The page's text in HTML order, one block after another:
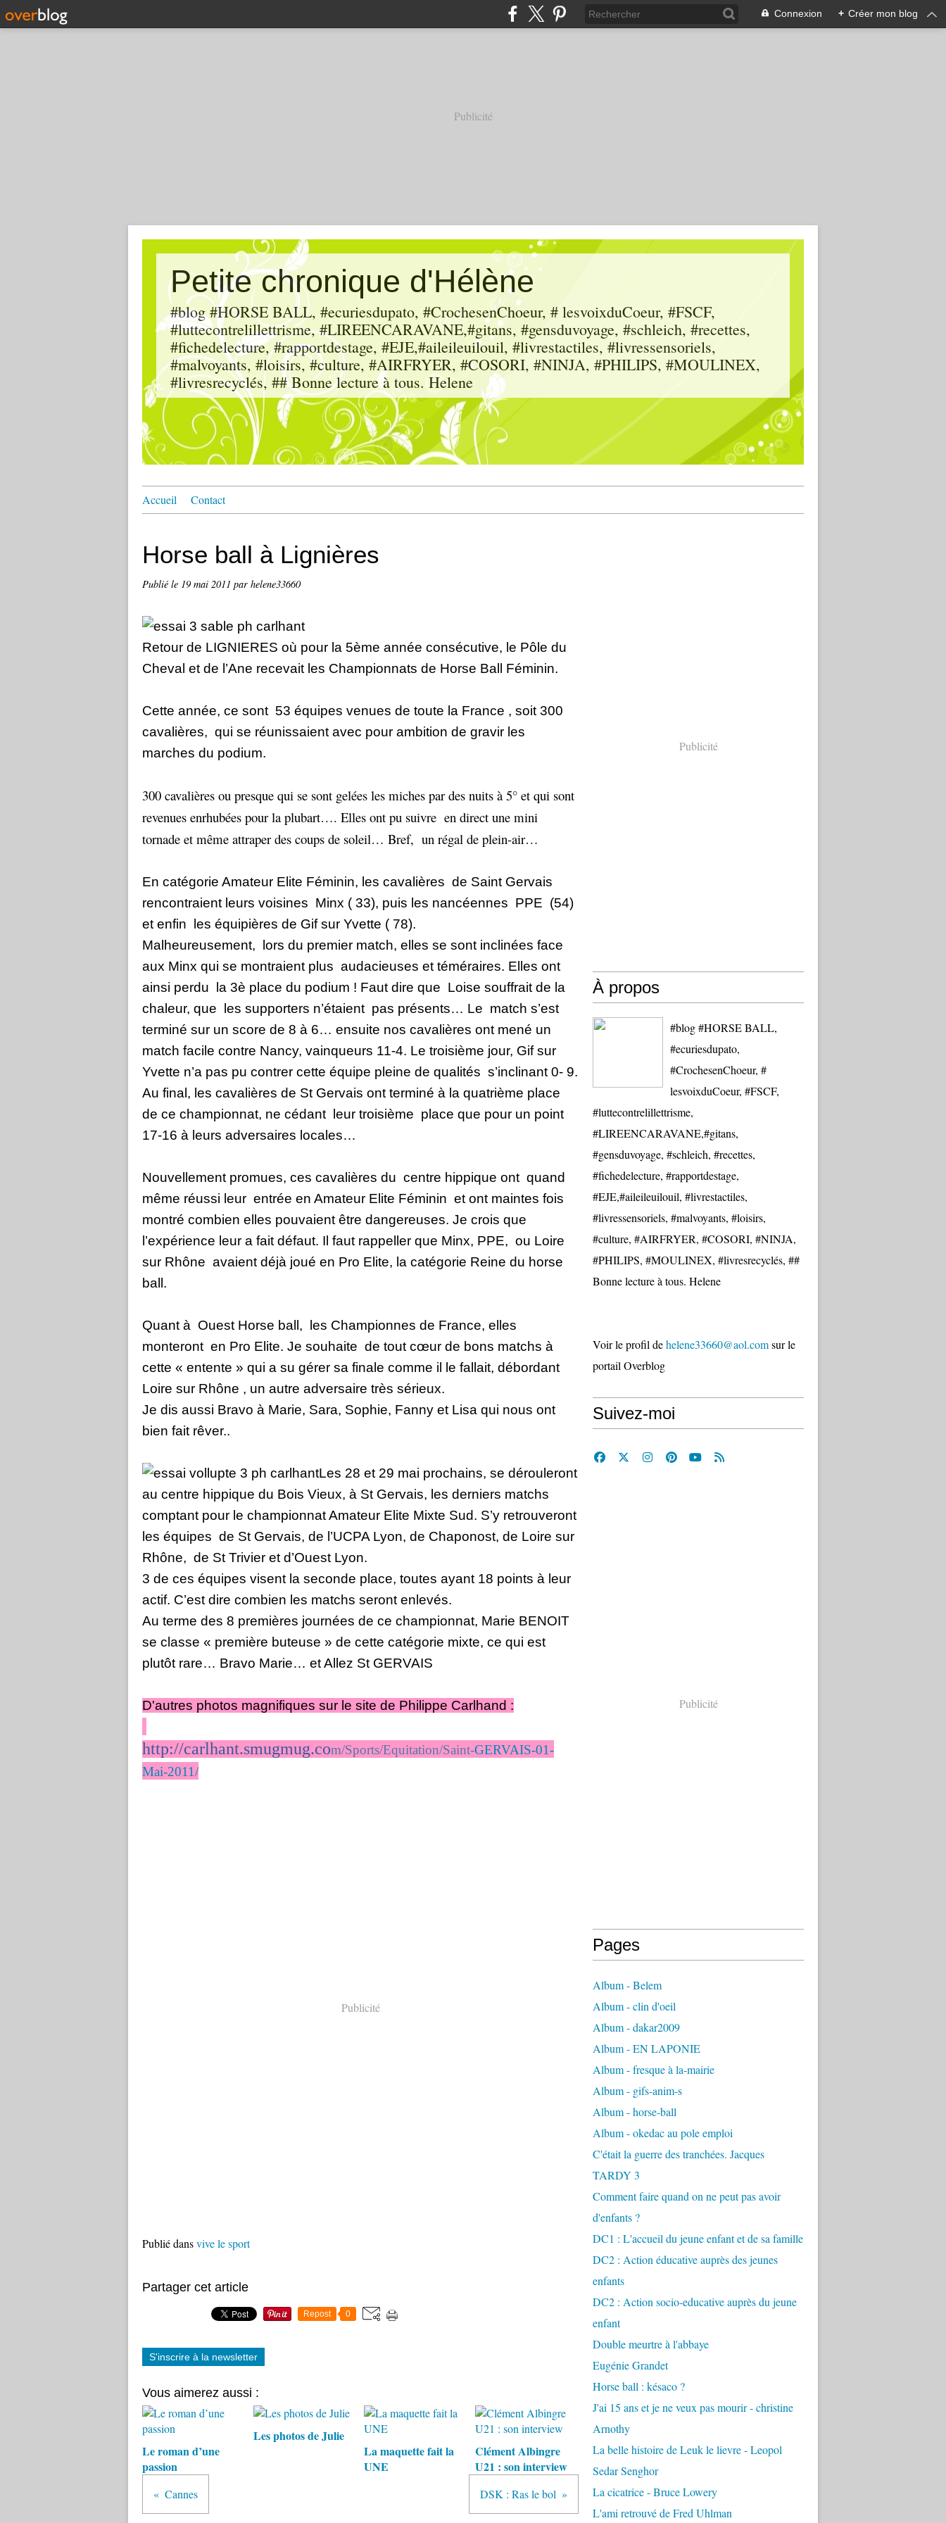
Connexion + Créer mon blog
Publicité
Petite chronique d'Hélène
#blog #HORSE BALL, #ecuriesdupato, #CrochesenChoeur, # lesvoixduCoeur, #FSCF,
#luttecontrelillettrisme, #LIREENCARAVANE,#gitans, #gensduvoyage, #schleich, #recettes,
#fichedelecture, #rapportdestage, #EJE,#aileileuilouil, #livrestactiles, #livressensoriels,
#malvoyants, #loisirs, #culture, #AIRFRYER, #COSORI, #NINJA, #PHILIPS, #MOULINEX,
#livresrecyclés, ## Bonne lecture à tous. Helene
Accueil Contact
Horse ball à Lignières
Publié le 19 mai 2011 par helene33660
Retour de LIGNIERES où pour la 5ème année consécutive, le Pôle du
Cheval et de l’Ane recevait les Championnats de Horse Ball Féminin.
Cette année, ce sont 53 équipes venues de toute la France , soit 300
cavalières, qui se réunissaient avec pour ambition de gravir les
marches du podium.
300 cavalières ou presque qui se sont gelées les miches par des nuits à 5° et qui sont
revenues enrhubées pour la plubart…. Elles ont pu suivre en direct une mini
tornade et même attraper des coups de soleil… Bref, un régal de plein-air…
En catégorie Amateur Elite Féminin, les cavalières de Saint Gervais
rencontraient leurs voisines Minx ( 33), puis les nancéennes PPE (54)
et enfin
les équipières de Gif sur Yvette ( 78).
Malheureusement,
lors du premier match, elles se sont inclinées face
aux Minx qui se montraient plus audacieuses et téméraires. Elles ont
ainsi perdu
la 3è place du podium ! Faut dire que Loise souffrait de la
chaleur, que
les supporters n’étaient pas présents… Le match s’est
terminé sur un score de 8 à 6… ensuite nos cavalières ont mené un
match facile contre Nancy, vainqueurs 11-4. Le troisième jour, Gif sur
Yvette n’a pas pu contrer cette équipe pleine de qualités s’inclinant 0- 9.
Au final, les cavalières de St Gervais ont terminé à la quatrième place
de ce championnat, ne cédant
leur troisième place que pour un point
17-16 à leurs adversaires locales…
Nouvellement promues, ces cavalières du centre hippique ont quand
même réussi leur entrée en Amateur Elite Féminin et ont maintes fois
montré combien elles pouvaient être dangereuses. Je crois que
l’expérience leur a fait défaut. Il faut rappeller que Minx, PPE, ou Loire
sur Rhône avaient déjà joué en Pro Elite, la catégorie Reine du horse
ball.
Quant à Ouest Horse ball,
les Championnes de France, elles
monteront en Pro Elite. Je souhaite de tout cœur de bons matchs à
cette « entente » qui a su gérer sa finale comme il le fallait, débordant
Loire sur Rhône , un autre adversaire très sérieux.
Je dis aussi Bravo à Marie, Sara, Sophie, Fanny et Lisa qui nous ont
bien fait rêver..
Les 28 et 29 mai prochains, se dérouleront
au centre hippique du Bois Vieux, à St Gervais, les derniers matchs
comptant pour le championnat Amateur Elite Mixte Sud. S’y retrouveront
les équipes de St Gervais, de l’UCPA Lyon, de Chaponost, de Loire sur
Rhône, de St Trivier et d’Ouest Lyon.
3 de ces équipes visent la seconde place, toutes ayant 18 points à leur
actif. C’est dire combien les matchs seront enlevés.
Au terme des 8 premières journées de ce championnat, Marie BENOIT
se classe « première buteuse » de cette catégorie mixte, ce qui est
plutôt rare… Bravo Marie… et Allez St GERVAIS
D'autres photos magnifiques sur le site de Philippe Carlhand :
http://carlhant.smugmug.com/Sports/Equitation/Saint-GERVAIS-01-
Mai-2011/
Publicité
Publié dansvive le sport
Partager cet article
Repost 0
S'inscrire à la newsletter
Vous aimerez aussi :
Le roman d’une
passion
Les photos de Julie
La maquette fait la
UNE
Clément Albingre
U21 : son interview
Cannes DSK : Ras le bol
Publicité
À propos
#blog #HORSE BALL,
#ecuriesdupato,
#CrochesenChoeur, #
lesvoixduCoeur, #FSCF,
#luttecontrelillettrisme,
#LIREENCARAVANE,#gitans,
#gensduvoyage, #schleich, #recettes,
#fichedelecture, #rapportdestage,
#EJE,#aileileuilouil, #livrestactiles,
#livressensoriels, #malvoyants, #loisirs,
#culture, #AIRFRYER, #COSORI, #NINJA,
#PHILIPS, #MOULINEX, #livresrecyclés, ##
Bonne lecture à tous. Helene
Voir le profil dehelene33660@aol.comsur le
portail Overblog
Suivez-moi
Publicité
Pages
Album - Belem
Album - clin d'oeil
Album - dakar2009
Album - EN LAPONIE
Album - fresque à la-mairie
Album - gifs-anim-s
Album - horse-ball
Album - okedac au pole emploi
C'était la guerre des tranchées. Jacques
TARDY 3
Comment faire quand on ne peut pas avoir
d'enfants ?
DC1 : L'accueil du jeune enfant et de sa famille
DC2 : Action éducative auprès des jeunes
enfants
DC2 : Action socio-educative auprès du jeune
enfant
Double meurtre à l'abbaye
Eugénie Grandet
Horse ball : késaco ?
J'ai 15 ans et je ne veux pas mourir - christine
Arnothy
La belle histoire de Leuk le lievre - Leopol
Sedar Senghor
La cicatrice - Bruce Lowery
L'ami retrouvé de Fred Uhlman